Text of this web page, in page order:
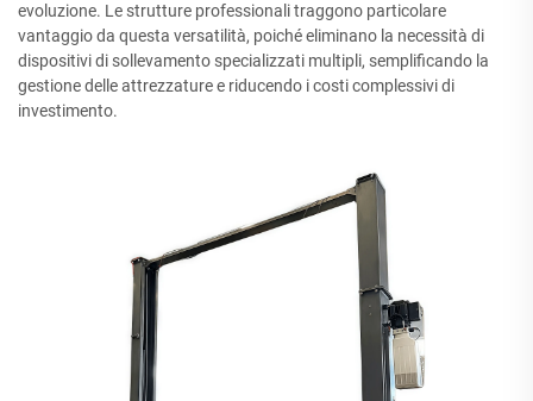
evoluzione. Le strutture professionali traggono particolare
vantaggio da questa versatilità, poiché eliminano la necessità di
dispositivi di sollevamento specializzati multipli, semplificando la
gestione delle attrezzature e riducendo i costi complessivi di
investimento.